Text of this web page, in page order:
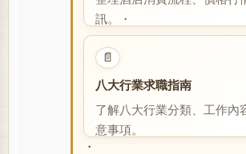
訊。・
閱讀全文
📄
八大行業求職指南
了解八大行業分類、工作內
意事項。
・